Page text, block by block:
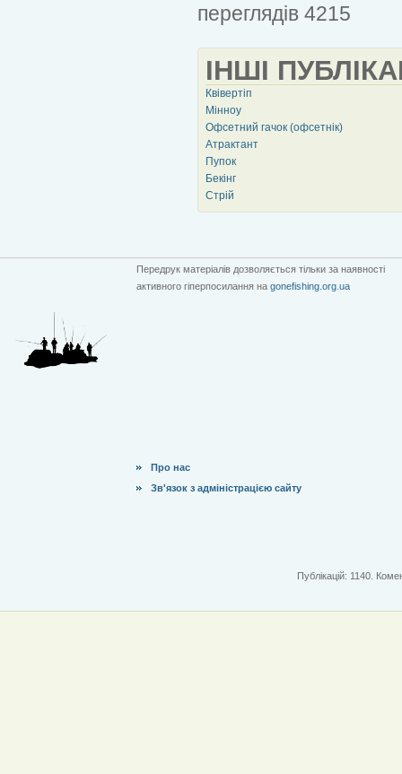
переглядів 4215
ІНШІ
Квівертіп
Мінноу
Офсетний гачок (офсетнік)
Атрактант
Пупок
Бекінг
Стрій
Передрук матеріалів дозволяється тільки за наявності
активного гіперпосилання на gonefishing.org.ua
Про нас
Зв'язок з адміністрацією сайту
Публікацій: 1140.